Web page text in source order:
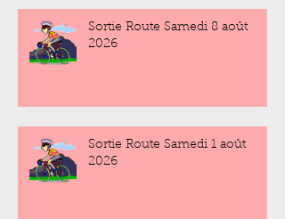
Sortie Route Samedi 8 août
2026
Sortie Route Samedi 1 août
2026